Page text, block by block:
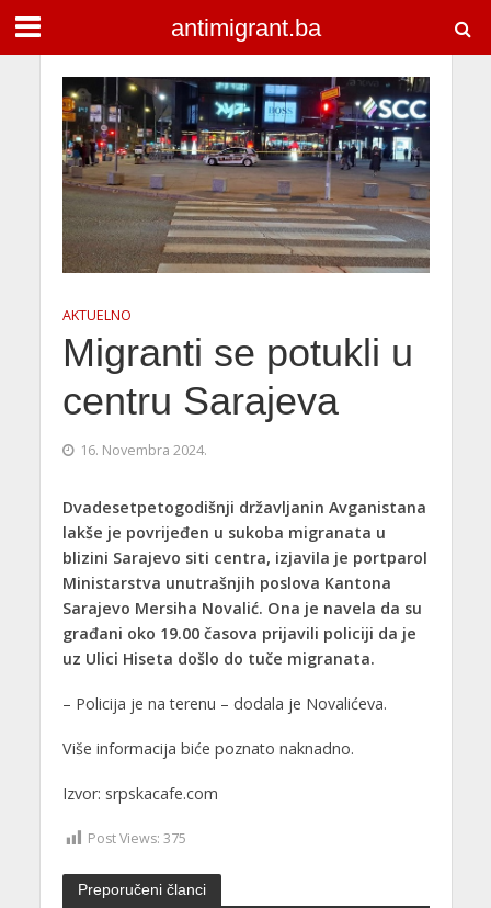
antimigrant.ba
AKTUELNO
Migranti se potukli u
centru Sarajeva
16. Novembra 2024.
Dvadesetpetogodišnji državljanin Avganistana
lakše je povrijeđen u sukoba migranata u
blizini Sarajevo siti centra, izjavila je portparol
Ministarstva unutrašnjih poslova Kantona
Sarajevo Mersiha Novalić. Ona je navela da su
građani oko 19.00 časova prijavili policiji da je
uz Ulici Hiseta došlo do tuče migranata.
– Policija je na terenu – dodala je Novalićeva.
Više informacija biće poznato naknadno.
Izvor: srpskacafe.com
Post Views: 375
Preporučeni članci